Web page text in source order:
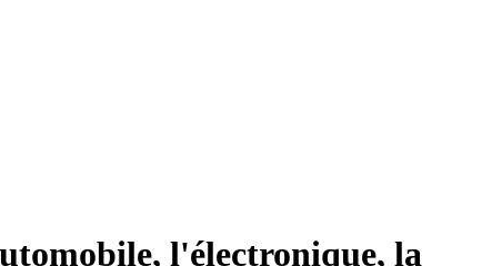
l'électronique, la